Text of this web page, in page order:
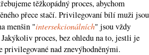
těžkopádný proces, abychom
přece stačí. Privilegovaní bílí muži jsou
menšin "intersekcionálních" jsou vždy
proces, bez ohledu na to, jestli je
nad znevýhodněnými.